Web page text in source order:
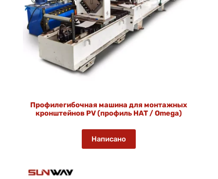
Профилегибочная машина для монтажных
кронштейнов PV (профиль HAT / Omega)
Написано